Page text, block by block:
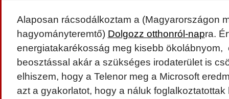
Alaposan rácsodálkoztam a (Magyarországon
hagyományteremtő) Dolgozz otthonról-napra.
energiatakarékosság meg kisebb ökolábnyom,
beosztással akár a szükséges irodaterület is
elhiszem, hogy a Telenor meg a Microsoft
azt a gyakorlatot, hogy a náluk